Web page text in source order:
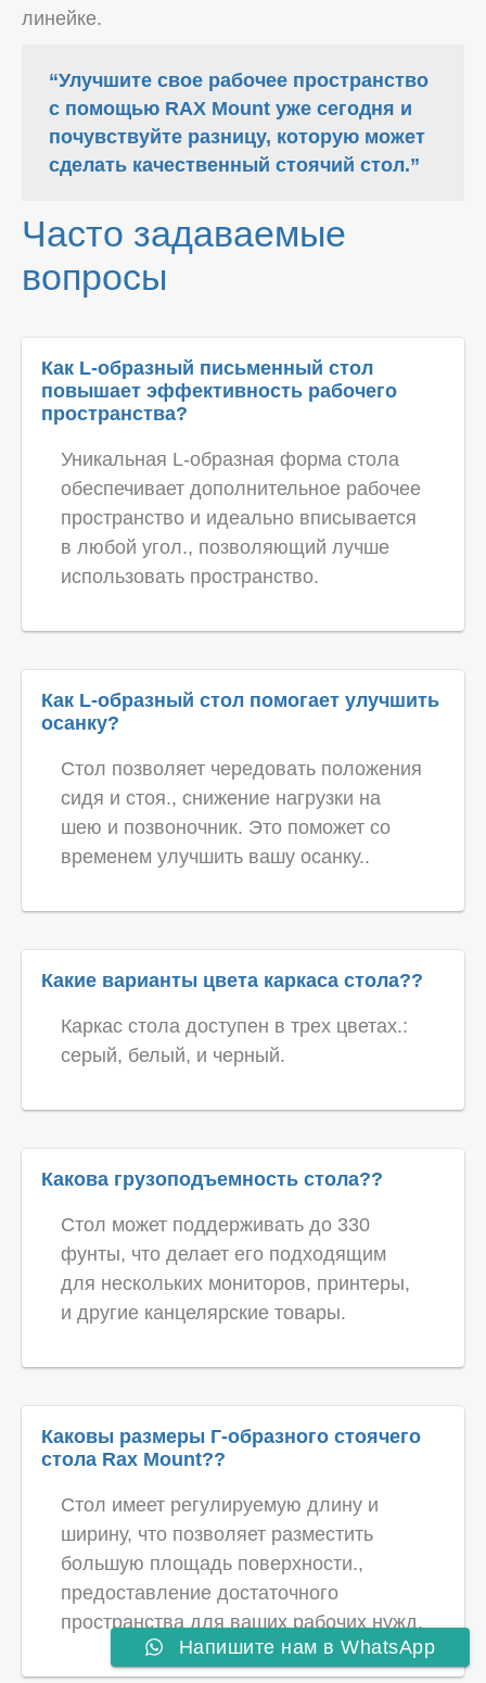
линейке.
“Улучшите свое рабочее пространство
с помощью RAX Mount уже сегодня и
почувствуйте разницу, которую может
сделать качественный стоячий стол.”
Часто задаваемые
вопросы
Как L-образный письменный стол
повышает эффективность рабочего
пространства?
Уникальная L-образная форма стола
обеспечивает дополнительное рабочее
пространство и идеально вписывается
в любой угол., позволяющий лучше
использовать пространство.
Как L-образный стол помогает улучшить
осанку?
Стол позволяет чередовать положения
сидя и стоя., снижение нагрузки на
шею и позвоночник. Это поможет со
временем улучшить вашу осанку..
Какие варианты цвета каркаса стола??
Каркас стола доступен в трех цветах.:
серый, белый, и черный.
Какова грузоподъемность стола??
Стол может поддерживать до 330
фунты, что делает его подходящим
для нескольких мониторов, принтеры,
и другие канцелярские товары.
Каковы размеры Г-образного стоячего
стола Rax Mount??
Стол имеет регулируемую длину и
ширину, что позволяет разместить
большую площадь поверхности.,
предоставление достаточного
пространства для ваших рабочих нужд.
Напишите нам в WhatsApp